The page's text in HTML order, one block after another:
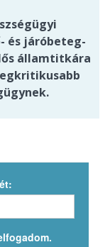
és járóbeteg-
államtitkára